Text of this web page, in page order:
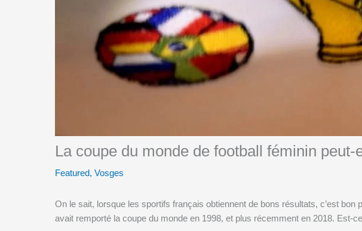
La coupe du monde de football féminin peut-
Featured, Vosges
On le sait, lorsque les sportifs français obtiennent de bons résultats, c’est
avait remporté la coupe du monde en 1998, et plus récemment en 2018. Est-